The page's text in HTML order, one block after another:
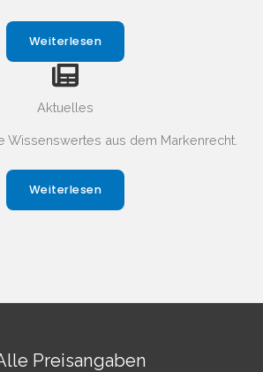
Weiterlesen
Aktuelles
Wissenswertes aus dem Markenrecht.
Weiterlesen
Preisangaben